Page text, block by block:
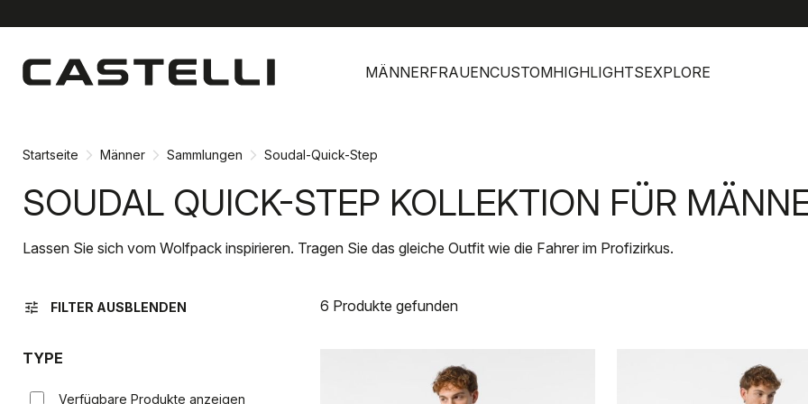
Inhalt
springen
Navigation
springen
MÄNNERFRAUENCUSTOMHIGHLIGHTSEXPLORE
Startseite Männer Sammlungen Soudal-Quick-Step
SOUDAL QUICK-STEP KOLLEKTION FÜR
Lassen Sie sich vom Wolfpack inspirieren. Tragen Sie das gleiche Outfit wie die Fahrer im Profizirkus.
tune FILTER AUSBLENDEN 6 Produkte gefunden
TYPE
Verfügbare Produkte anzeigen